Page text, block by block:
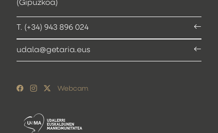
(Gipuzkoa)
T. (+34) 943 896 024
udala@getaria.eus
Webcam